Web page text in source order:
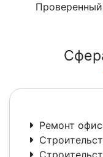
Проверенный
Ремонт